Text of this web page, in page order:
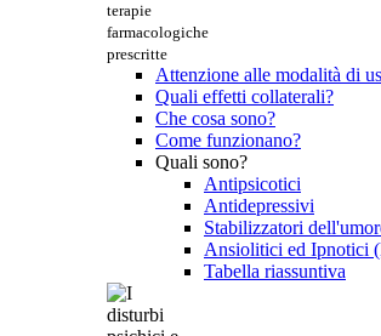
terapie
farmacologiche
prescritte
Attenzione alle modalità di
Quali effetti collaterali?
Che cosa sono?
Come funzionano?
Quali sono?
Antipsicotici
Antidepressivi
Stabilizzatori
Ansiolitici ed Ipnotici
Tabella riassuntiva